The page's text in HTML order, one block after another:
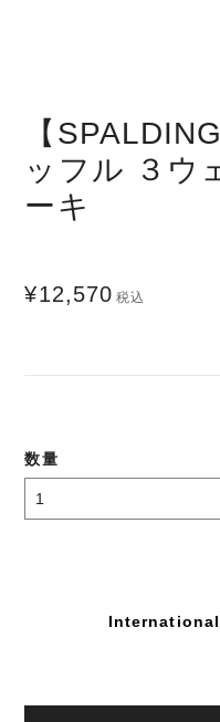
【
ッフル ３ウ
ーキ
¥12,570 税込
数量